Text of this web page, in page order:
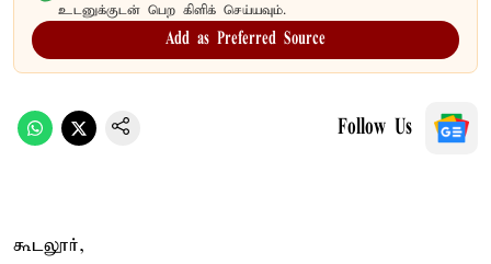
உடனுக்குடன் பெற கிளிக் செய்யவும்.
Add as Preferred Source
Follow Us
கூடலூர்,